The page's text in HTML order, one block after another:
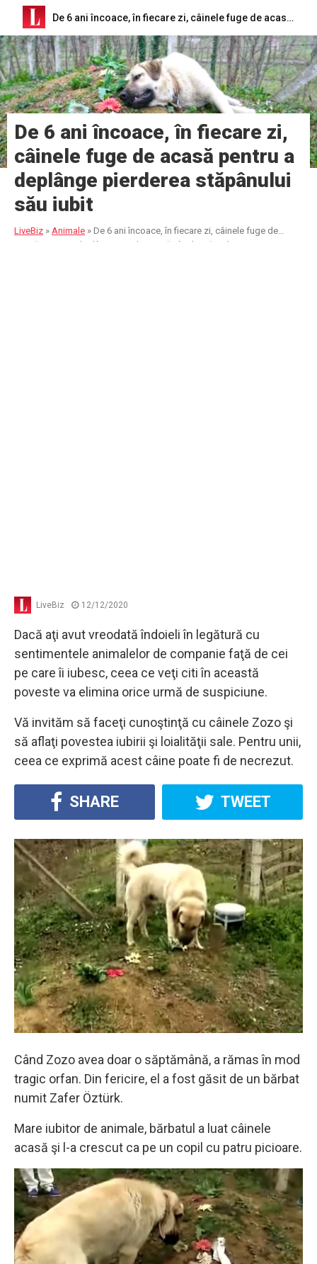
De 6 ani încoace, în fiecare zi, câinele fuge de acasă pentru a deplânge pierderea stăpânului său iubit
De 6 ani încoace, în fiecare zi,
câinele fuge de acasă pentru a
deplânge pierderea stăpânului
său iubit
LiveBiz » Animale » De 6 ani încoace, în fiecare zi, câinele fuge de
acasă pentru a deplânge pierderea stăpânului său iubit
LiveBiz 12/12/2020
Dacă aţi avut vreodată îndoieli în legătură cu
sentimentele animalelor de companie faţă de cei
pe care îi iubesc, ceea ce veţi citi în această
poveste va elimina orice urmă de suspiciune.
Vă invităm să faceţi cunoştinţă cu câinele Zozo şi
să aflaţi povestea iubirii şi loialităţii sale. Pentru unii,
ceea ce exprimă acest câine poate fi de necrezut.
SHARE TWEET
Când Zozo avea doar o săptămână, a rămas în mod
tragic orfan. Din fericire, el a fost găsit de un bărbat
numit Zafer Öztürk.
Mare iubitor de animale, bărbatul a luat câinele
acasă şi l-a crescut ca pe un copil cu patru picioare.